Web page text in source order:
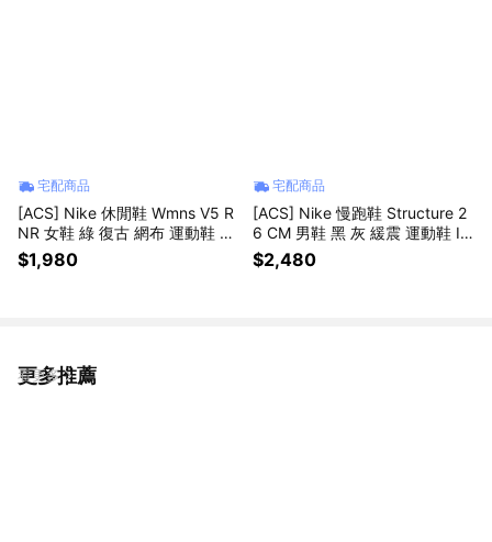
宅配商品
[ACS] Nike 休閒鞋 Wmns V5 R
NR 女鞋 綠 復古 網布 運動鞋 H
Q7901-301
$1,980
宅配商品
[ACS] Nike 慢跑鞋 Structure 2
6 CM 男鞋 黑 灰 緩震 運動鞋 IF
4487-001
$2,480
更多推薦
看更多